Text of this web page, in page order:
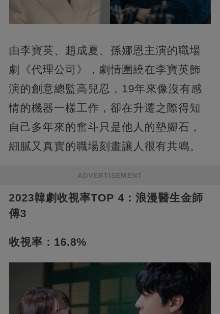
由李寶英、趙成夏、孫娜恩主演的職場
劇《代理公司》，劇情圍繞在李寶英飾
演的創意總監高兒忍，19年來像沒有感
情的機器一樣工作，卻在升遷之際得知
自己多年來的奮斗只是他人的墊腳石，
細膩又真實的職場刻畫讓人很有共鳴。
ADVERTISEMENT
2023韓劇收視率TOP 4：浪漫醫生金師
傅3
收視率：16.8%